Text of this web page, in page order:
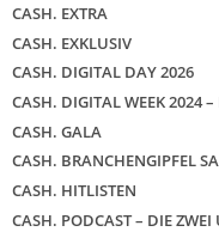
CASH. EXTRA
CASH. EXKLUSIV
CASH. DIGITAL DAY 2026
CASH. DIGITAL WEEK 2024
CASH. GALA
CASH. BRANCHENGIPFEL
CASH. HITLISTEN
CASH. PODCAST – DIE